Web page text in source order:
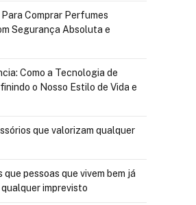
Comprar Perfumes
Segurança Absoluta e
Como a Tecnologia de
o Nosso Estilo de Vida e
que valorizam qualquer
pessoas que vivem bem já
imprevisto